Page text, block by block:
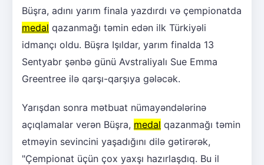
Büşra, adını yarım finala yazdırdı və çempionatda
medal qazanmağı təmin edən ilk Türkiyəli
idmançı oldu. Büşra Işıldar, yarım finalda 13
Sentyabr şənbə günü Avstraliyalı Sue Emma
Greentree ilə qarşı-qarşıya gələcək.
Yarışdan sonra mətbuat nümayəndələrinə
açıqlamalar verən Büşra, medal qazanmağı təmin
etməyin sevincini yaşadığını dilə gətirərək,
"Çempionat üçün çox yaxşı hazırlaşdıq. Bu il